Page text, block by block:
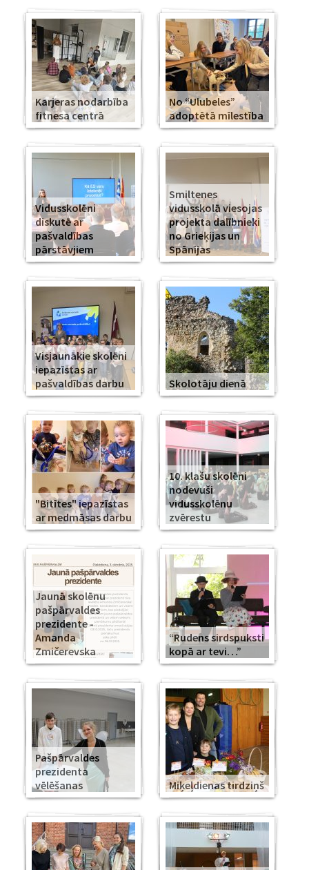
Karjeras nodarbība
fitnesa centrā
No “Ulubeles”
adoptētā mīlestība
Vidusskolēni
diskutē ar
pašvaldības
pārstāvjiem
Smiltenes
vidusskolā viesojas
projekta dalībnieki
no Grieķijas un
Spānijas
Visjaunākie skolēni
iepazīstas ar
pašvaldības darbu
Skolotāju dienā
"Bitītes" iepazīstas
ar medmāsas darbu
10. klašu skolēni
nodevuši
vidusskolēnu
zvērestu
Jaunā skolēnu
pašpārvaldes
prezidente -
Amanda
Zmičerevska
“Rudens sirdspuksti
kopā ar tevi…”
Pašpārvaldes
prezidenta
vēlēšanas
Miķeļdienas tirdziņš